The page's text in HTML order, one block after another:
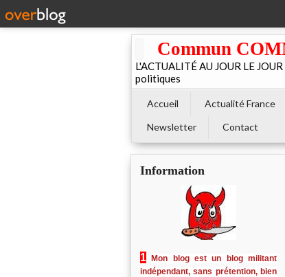
Commun
L'ACTUALITÉ AU JOUR LE
politiques
Accueil Actualité France
Newsletter
Contact
Information
1
Mon blog est un blog militant
indépendant, sans prétention, bien